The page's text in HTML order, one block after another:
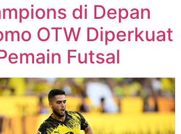
di Depan
OTW Diperkuat
Futsal